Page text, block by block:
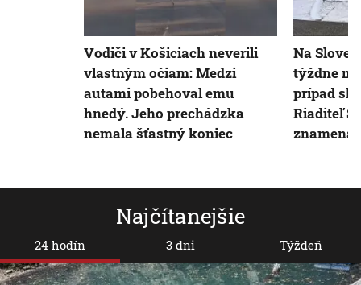
Najčítanejšie
24 hodín 3 dni Týždeň
Vodiči v Košiciach neverili
vlastným očiam: Medzi
autami pobehoval emu
hnedý. Jeho prechádzka
nemala šťastný koniec
Na
týždne
prípad
Riaditeľ
znamená